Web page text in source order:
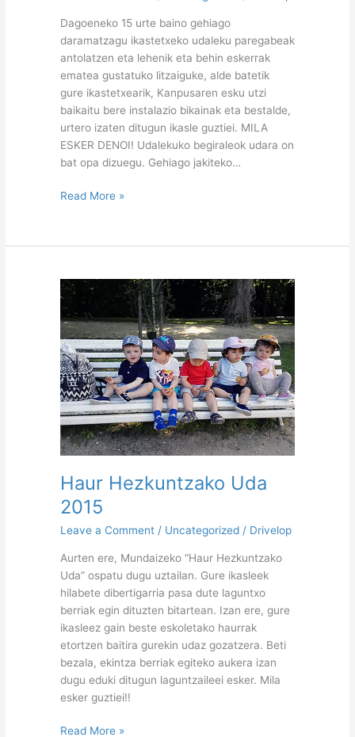
Dagoeneko 15 urte baino gehiago
daramatzagu ikastetxeko udaleku paregabeak
antolatzen eta lehenik eta behin eskerrak
ematea gustatuko litzaiguke, alde batetik
gure ikastetxearik, Kanpusaren esku utzi
baikaitu bere instalazio bikainak eta bestalde,
urtero izaten ditugun ikasle guztiei. MILA
ESKER DENOI! Udalekuko begiraleok udara on
bat opa dizuegu. Gehiago jakiteko…
Read More »
Haur Hezkuntzako Uda
2015
Leave a Comment / Uncategorized/ Drivelop
Aurten ere, Mundaizeko “Haur Hezkuntzako
Uda” ospatu dugu uztailan. Gure ikasleek
hilabete dibertigarria pasa dute laguntxo
berriak egin dituzten bitartean. Izan ere, gure
ikasleez gain beste eskoletako haurrak
etortzen baitira gurekin udaz gozatzera. Beti
bezala, ekintza berriak egiteko aukera izan
dugu eduki ditugun laguntzaileei esker. Mila
esker guztiei!!
Haur
Hezkuntzako
Uda
2015
Read More »